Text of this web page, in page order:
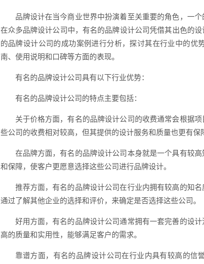
品牌设计在当今商业世界中扮演着至关重要的角色，一
在众多品牌设计公司中，有名的品牌设计公司凭借其出色的
的品牌设计公司的成功案例进行分析，探讨其在行业中的
南、使用说明和口碑等方面的表现。
有名的品牌设计公司具有以下行业优势：
有名的品牌设计公司的特点主要包括：
关于价格方面，有名的品牌设计公司的收费通常会根据
些公司的收费相对较高，但其提供的设计服务和质量也更有保
在品牌方面，有名的品牌设计公司本身就是一个具有较
和保障，使客户更愿意选择这些公司进行品牌设计。
推荐方面，有名的品牌设计公司在行业内拥有较高的知
通过了解其他企业的选择和评价，来确定是否选择这些公司。
好用方面，有名的品牌设计公司通常拥有一套完善的设
高的质量和实用性，能够满足客户的需求。
靠谱方面，有名的品牌设计公司在行业内具有较高的信